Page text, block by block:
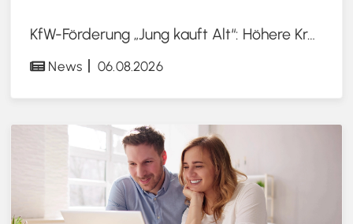
KfW-Förderung „Jung kauft Alt“: Höhere Kredite ab August 2026
News 06.08.2026